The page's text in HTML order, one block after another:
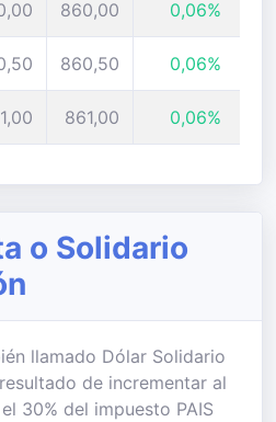
860,00 0,06%
860,50 0,06%
861,00 0,06%
o Solidario
llamado Dólar Solidario
de incrementar al
30% del impuesto PAIS